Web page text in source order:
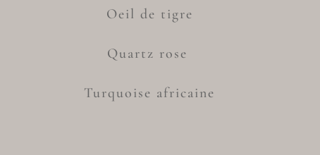
Oeil de tigre
Quartz rose
Turquoise africaine